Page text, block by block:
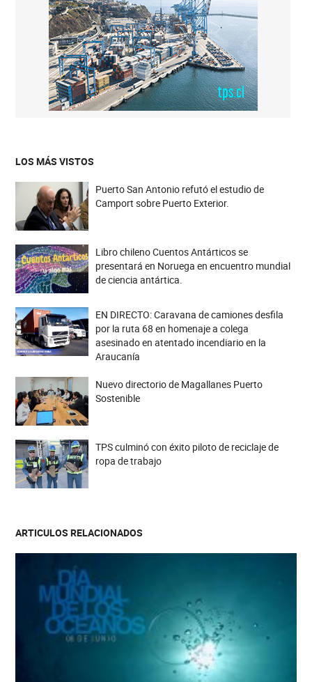
LOS MÁS VISTOS
Puerto San Antonio refutó el estudio de
Camport sobre Puerto Exterior.
Libro chileno Cuentos Antárticos se
presentará en Noruega en encuentro mundial
de ciencia antártica.
EN DIRECTO: Caravana de camiones desfila
por la ruta 68 en homenaje a colega
asesinado en atentado incendiario en la
Araucanía
Nuevo directorio de Magallanes Puerto
Sostenible
TPS culminó con éxito piloto de reciclaje de
ropa de trabajo
ARTICULOS RELACIONADOS